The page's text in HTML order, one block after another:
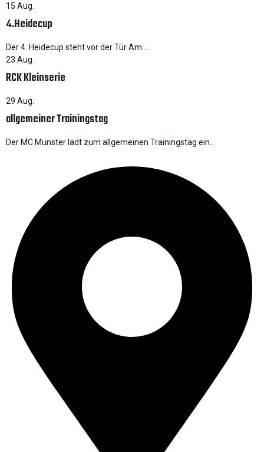
15 Aug.
4.Heidecup
Der 4. Heidecup steht vor der Tür Am…
23 Aug.
RCK Kleinserie
29 Aug.
allgemeiner Trainingstag
Der MC Munster lädt zum allgemeinen Trainingstag ein…